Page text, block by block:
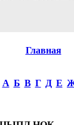
Главная
А Б В Г Д Е